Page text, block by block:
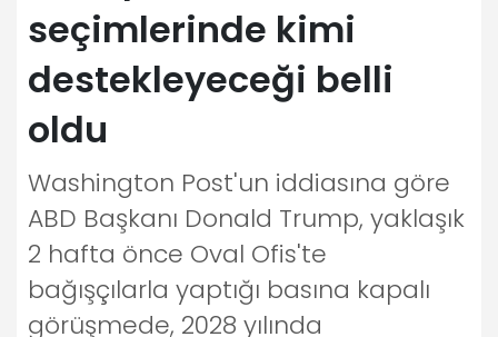
seçimlerinde kimi
destekleyeceği belli
oldu
Washington Post'un iddiasına göre
ABD Başkanı Donald Trump, yaklaşık
2 hafta önce Oval Ofis'te
bağışçılarla yaptığı basına kapalı
görüşmede, 2028 yılında